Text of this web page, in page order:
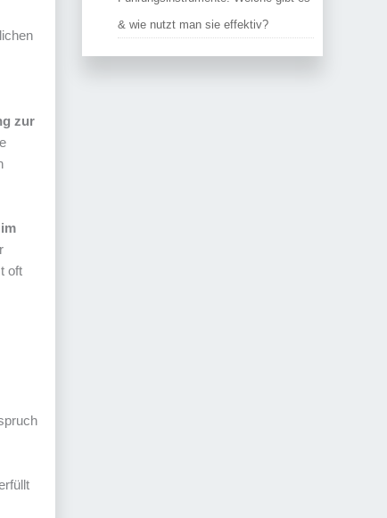
zur
im
oft
& wie nutzt man sie effektiv?